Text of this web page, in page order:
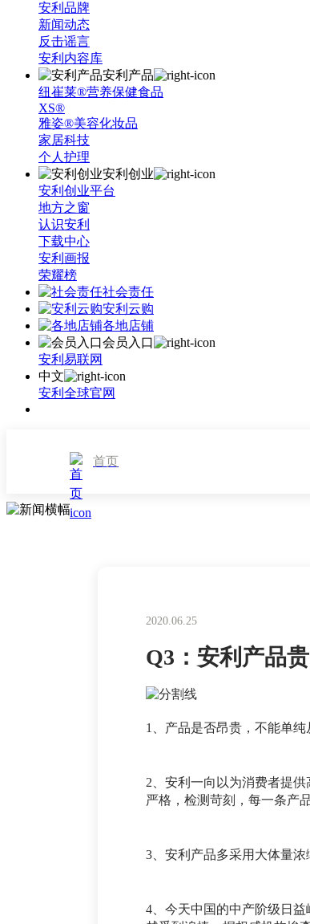
安利品牌
新闻动态
反击谣言
安利内容库
安利产品
纽崔莱®营养保健食品
XS®
雅姿®美容化妆品
家居科技
个人护理
安利创业
安利创业平台
地方之窗
认识安利
下载中心
安利画报
荣耀榜
社会责任
安利云购
各地店铺
会员入口
安利易联网
中文
安利全球官网
首页
2020.06.25
Q3：安利产品
1、产品是否昂贵，不能单
2、安利一向以为消费者提
严格，检测苛刻，每一条产
3、安利产品多采用大体量
4、今天中国的中产阶级日